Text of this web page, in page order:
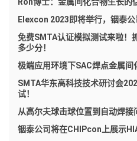
Elexcon 2023即将举行，铟泰公
免费SMTA认证模拟测试来啦！
多少分！
极端应用环境下SAC焊点金属
SMTA华东高科技技术研讨会
试！
从高尔夫球击球位置到自动焊接
铟泰公司将在CHIPcon上展示